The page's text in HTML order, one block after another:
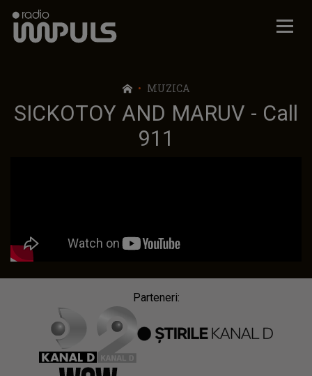
Radio Impuls
MUZICA
SICKOTOY AND MARUV - Call
911
Parteneri: